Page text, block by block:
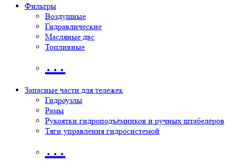
Фильтры
Воздушные
Гидравлические
Масляные двс
Топливные
…
Запасные части для тележек
Гидроузлы
Рамы
Рукоятки гидроподъёмников и ручных штабелёров
Тяги управления гидросистемой
…